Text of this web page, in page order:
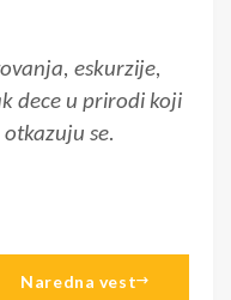
eskurzije,
dece u prirodi koji
se.
Naredna vest